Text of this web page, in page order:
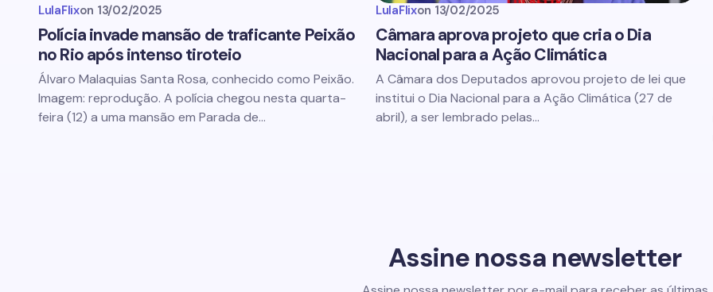
LulaFlixon 13/02/2025
Polícia invade mansão de traficante Peixão
no Rio após intenso tiroteio
Álvaro Malaquias Santa Rosa, conhecido como Peixão.
Imagem: reprodução. A polícia chegou nesta quarta-
feira (12) a uma mansão em Parada de…
LulaFlixon 13/02/2025
Câmara aprova projeto que cria o Dia
Nacional para a Ação Climática
A Câmara dos Deputados aprovou projeto de lei que
institui o Dia Nacional para a Ação Climática (27 de
abril), a ser lembrado pelas…
Assine nossa newsletter